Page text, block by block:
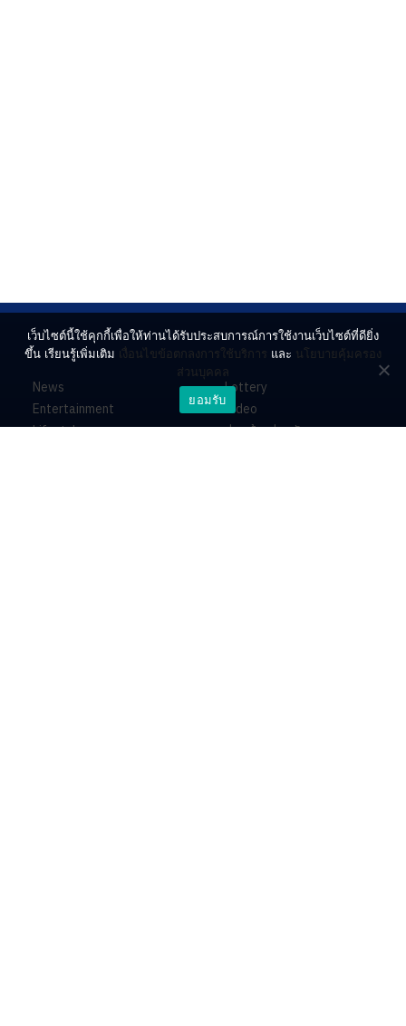
News
Entertainment
Lifestyle
Lottery
Video
ร่วมด้วยช่วยกัน
เว็บไซต์นี้ใช้คุกกี้เพื่อให้ท่านได้รับประสบการณ์การใช้งานเว็บไซต์ที่ดียิ่ง
ขึ้น เรียนรู้เพิ่มเติม เงื่อนไขข้อตกลงการใช้บริการ และ นโยบายคุ้มครอง
ส่วนบุคคล
ยอมรับ